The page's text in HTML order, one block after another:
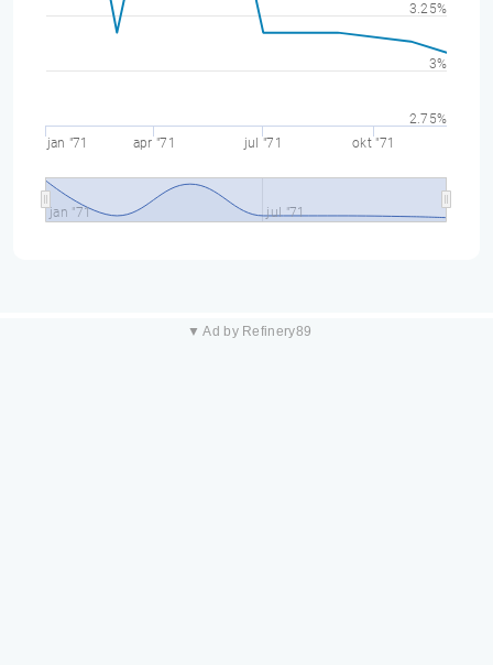
jan "71 apr "71 jul "71 okt "71
jan "71 jul "71
2.75%
3%
3.25%
▼ Ad by Refinery89